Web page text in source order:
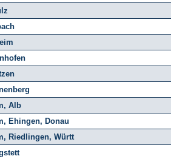
Alb
Ehingen, Donau
Riedlingen, Württ